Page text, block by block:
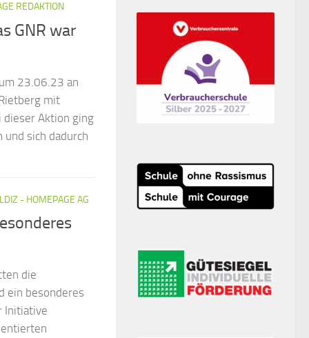
REDAKTION
GNR war
23.06.23 an
mit
dieser Aktion ging
und sich dadurch
- HOMEPAGE AG
die
ein besonderes
Initiative